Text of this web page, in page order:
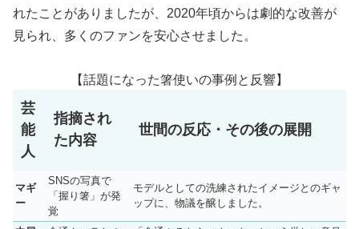
れたことがありましたが、2020年頃からは劇的な改善が
見られ、多くのファンを安心させました。
【話題になった箸使いの事例と反響】
芸
能
人
指摘され
た内容
世間の反応・その後の展開
マギ
ー
SNSの写真で
「握り箸」が発
覚
モデルとしての洗練されたイメージとのギャ
ップに、物議を醸しました。